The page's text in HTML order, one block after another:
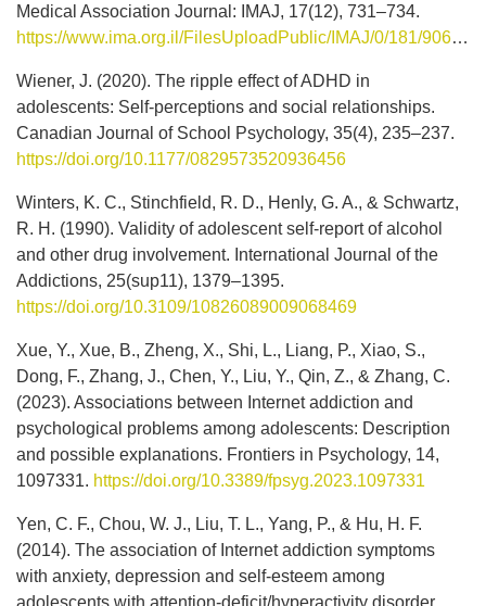
Medical Association Journal: IMAJ, 17(12), 731–734.
https://www.ima.org.il/FilesUploadPublic/IMAJ/0/181/90631.pdf
Wiener, J. (2020). The ripple effect of ADHD in
adolescents: Self-perceptions and social relationships.
Canadian Journal of School Psychology, 35(4), 235–237.
https://doi.org/10.1177/0829573520936456
Winters, K. C., Stinchfield, R. D., Henly, G. A., & Schwartz,
R. H. (1990). Validity of adolescent self-report of alcohol
and other drug involvement. International Journal of the
Addictions, 25(sup11), 1379–1395.
https://doi.org/10.3109/10826089009068469
Xue, Y., Xue, B., Zheng, X., Shi, L., Liang, P., Xiao, S.,
Dong, F., Zhang, J., Chen, Y., Liu, Y., Qin, Z., & Zhang, C.
(2023). Associations between Internet addiction and
psychological problems among adolescents: Description
and possible explanations. Frontiers in Psychology, 14,
1097331. https://doi.org/10.3389/fpsyg.2023.1097331
Yen, C. F., Chou, W. J., Liu, T. L., Yang, P., & Hu, H. F.
(2014). The association of Internet addiction symptoms
with anxiety, depression and self-esteem among
adolescents with attention-deficit/hyperactivity disorder.